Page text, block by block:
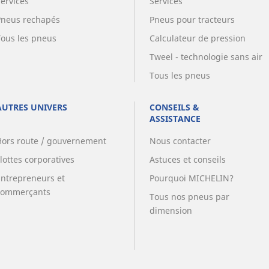
rechapés
les pneus
Pneus pour tracteurs
Calculateur de pression
Tweel - technologie sans air
Tous les pneus
UNIVERS
route / gouvernement
corporatives
et
CONSEILS &
ASSISTANCE
Nous contacter
Astuces et conseils
Pourquoi MICHELIN?
Tous nos pneus par
dimension